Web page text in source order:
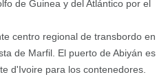
de Guinea y del Atlántico por el
centro regional de transbordo en
de Marfil. El puerto de Abiyán es
d'Ivoire para los contenedores.